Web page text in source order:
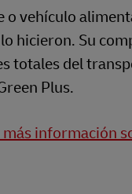
o vehículo
hicieron. Su
totales del
Plus.
información